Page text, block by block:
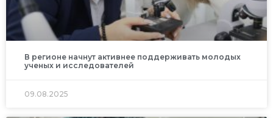
В регионе начнут активнее поддерживать молодых
ученых и исследователей
09.08.2025